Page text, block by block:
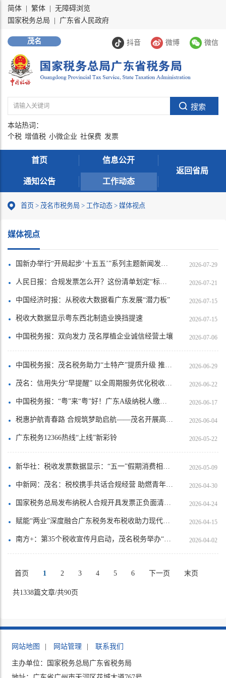
简体 繁体
无障碍浏览
国家税务总局
广东省人民政府
抖音 微博 微信
茂名
本站热词：
个税 增值税 小微企业 社保费 发票
首页 信息公开
通知公告 工作动态
返回省局
首页 > 茂名市税务局 > 工作动态 > 媒体视点
媒体视点
国新办举行“开局起步‘十五五’”系列主题新闻发布会介绍“十五五”时期税收改革发展有关情况 2026-07-29
人民日报：合规发票怎么开？这份清单划定“标准线”和“警戒线” 2026-07-21
中国经济时报：从税收大数据看广东发展“潜力板” 2026-07-15
税收大数据显示粤东西北制造业换挡提速 2026-07-15
中国税务报：双向发力 茂名厚植企业诚信经营土壤 2026-07-06
中国税务报：茂名税务助力“土特产”提质升级 推出六大特色农业产业合规经营课程 2026-06-29
茂名：信用失分“早提醒” 以全周期服务优化税收营商环境 2026-06-22
中国税务报：“粤”来“粤”好！广东A级纳税人缴费人数量创新高 2026-06-17
税惠护航青春路 合规筑梦助启航——茂名开展高校毕业生创业就业税费政策宣传周活动 2026-06-04
广东税务12366热线“上线”新彩铃 2026-05-22
新华社：税收发票数据显示：“五一”假期消费相关行业销售收入同比增长14.3% 2026-05-09
中新网：茂名：税校携手共话合规经营 助燃青年创业就业梦 2026-04-30
国家税务总局发布纳税人合规开具发票正负面清单 更好维护纳税人合法权益 有效防范“开票经济” 助力全国统一大市场建设 2026-04-24
赋能“两业”深度融合广东税务发布税收助力现代化产业体系建设若干措施2.0版 2026-04-15
南方+：第35个税收宣传月启动，茂名税务举办“特色产业合规经营一堂课发布活动” 2026-04-02
首页 1 2 3 4 5 6 下一页 末页
共1338篇文章/共90页
网站地图 网站管理 联系我们
主办单位：国家税务总局广东省税务局